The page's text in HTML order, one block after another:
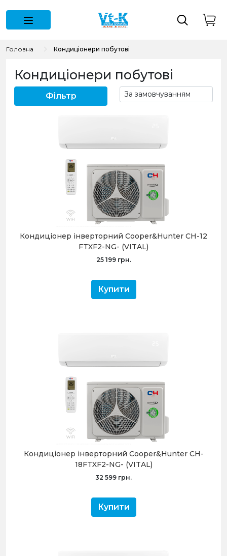
Головна Кондиціонери побутові
Кондиціонери побутові
Фільтр
Кондиціонер інверторний Cooper&Hunter CH-12
FTXF2-NG- (VITAL)
25 199 грн.
Купити
Кондиціонер інверторний Cooper&Hunter CH-
18FTXF2-NG- (VITAL)
32 599 грн.
Купити